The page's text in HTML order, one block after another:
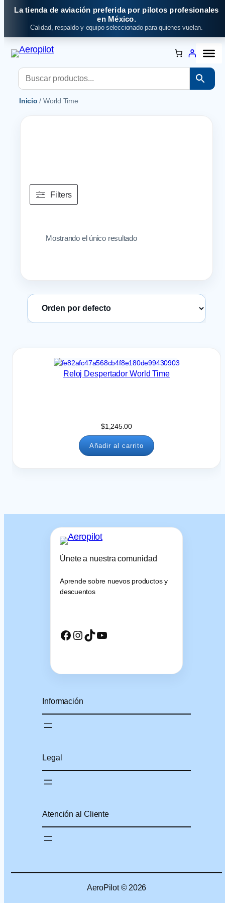
Saltar
La tienda de aviación preferida por pilotos profesionales
en México.
Calidad, respaldo y equipo seleccionado para quienes vuelan.
Inicio / World Time
Filters
Mostrando el único resultado
Reloj Despertador World Time
$1,245.00
Añadir al carrito
Únete a nuestra comunidad
Aprende sobre nuevos productos y
descuentos
Facebook Instagram TikTok YouTube
Información
Legal
Atención al Cliente
AeroPilot © 2026